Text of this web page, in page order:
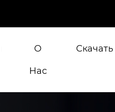
О
Нас
Скачать